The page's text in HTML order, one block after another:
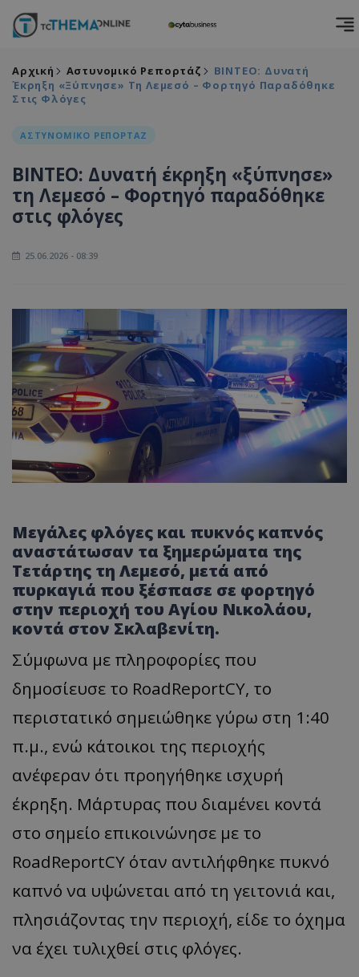
Αρχική Αστυνομικό Ρεπορτάζ
ΒΙΝΤΕΟ: Δυνατή
Έκρηξη «ξύπνησε» Τη Λεμεσό – Φορτηγό Παραδόθηκε
Στις Φλόγες
ΑΣΤΥΝΟΜΙΚΟ ΡΕΠΟΡΤΑΖ
ΒΙΝΤΕΟ: Δυνατή έκρηξη «ξύπνησε»
τη Λεμεσό – Φορτηγό παραδόθηκε
στις φλόγες
25.06.2026 - 08:39
Μεγάλες φλόγες και πυκνός καπνός
αναστάτωσαν τα ξημερώματα της
Τετάρτης τη Λεμεσό, μετά από
πυρκαγιά που ξέσπασε σε φορτηγό
στην περιοχή του Αγίου Νικολάου,
κοντά στον Σκλαβενίτη.
Σύμφωνα με πληροφορίες που
δημοσίευσε το RoadReportCY, το
περιστατικό σημειώθηκε γύρω στη 1:40
π.μ., ενώ κάτοικοι της περιοχής
ανέφεραν ότι προηγήθηκε ισχυρή
έκρηξη. Μάρτυρας που διαμένει κοντά
στο σημείο επικοινώνησε με το
RoadReportCY όταν αντιλήφθηκε πυκνό
καπνό να υψώνεται από τη γειτονιά και,
πλησιάζοντας την περιοχή, είδε το όχημα
να έχει τυλιχθεί στις φλόγες.